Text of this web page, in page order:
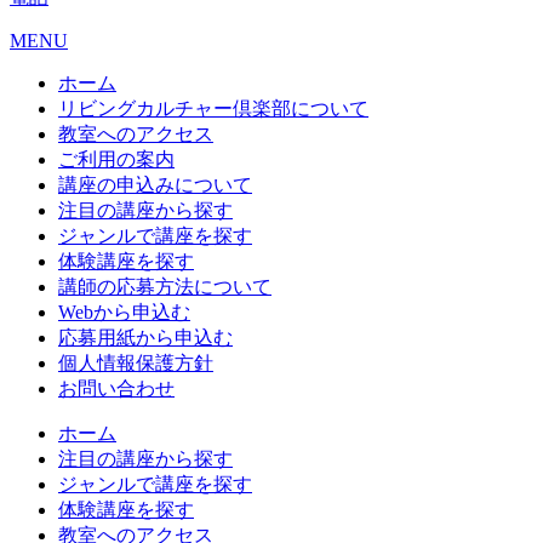
MENU
ホーム
リビングカルチャー倶楽部について
教室へのアクセス
ご利用の案内
講座の申込みについて
注目の講座から探す
ジャンルで講座を探す
体験講座を探す
講師の応募方法について
Webから申込む
応募用紙から申込む
個人情報保護方針
お問い合わせ
ホーム
注目の講座から探す
ジャンルで講座を探す
体験講座を探す
教室へのアクセス